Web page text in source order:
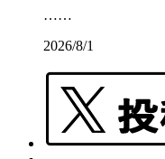
……
2026/8/1